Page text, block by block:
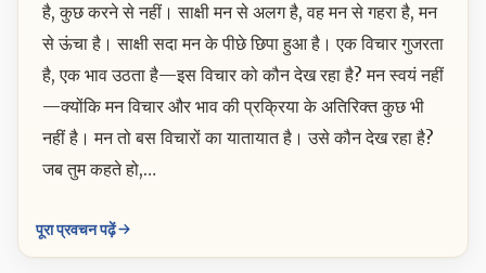
है, कुछ करने से नहीं। साक्षी मन से अलग है, वह मन से गहरा है, मन
से ऊंचा है। साक्षी सदा मन के पीछे छिपा हुआ है। एक विचार गुजरता
है, एक भाव उठता है—इस विचार को कौन देख रहा है? मन स्वयं नहीं
—क्योंकि मन विचार और भाव की प्रक्रिया के अतिरिक्त कुछ भी
नहीं है। मन तो बस विचारों का यातायात है। उसे कौन देख रहा है?
जब तुम कहते हो,…
पूरा प्रवचन पढ़ें